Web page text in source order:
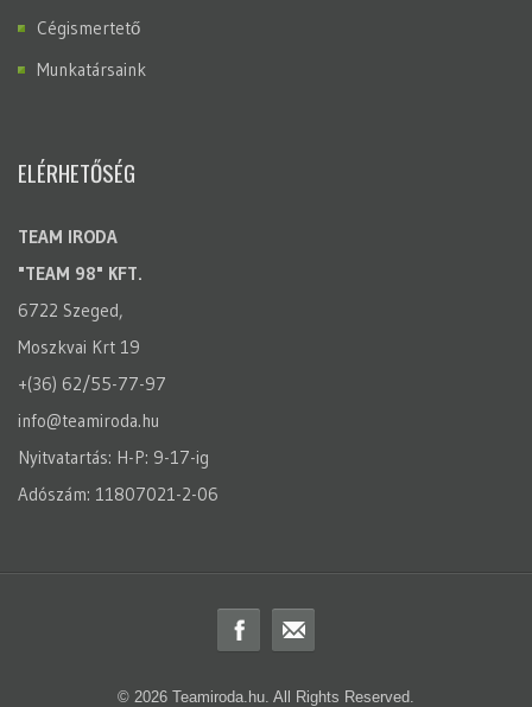
Cégismertető
Munkatársaink
ELÉRHETŐSÉG
TEAM IRODA
"TEAM 98" KFT.
6722 Szeged,
Moszkvai Krt 19
+(36) 62/55-77-97
info@teamiroda.hu
Nyitvatartás: H-P: 9-17-ig
Adószám: 11807021-2-06
© 2026 Teamiroda.hu. All Rights Reserved.